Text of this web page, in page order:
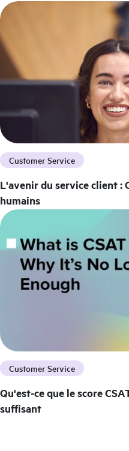
Customer Service
Qu'est-ce que le score
suffisant
Customer Service
L'avenir du service client :
humains